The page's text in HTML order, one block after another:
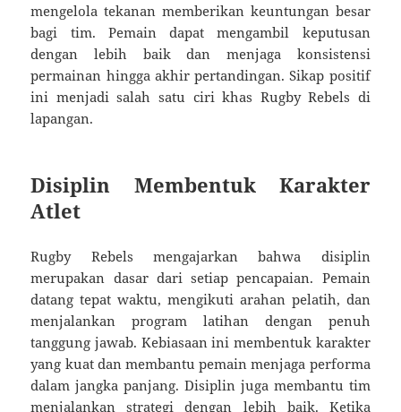
mengelola tekanan memberikan keuntungan besar
bagi tim. Pemain dapat mengambil keputusan
dengan lebih baik dan menjaga konsistensi
permainan hingga akhir pertandingan. Sikap positif
ini menjadi salah satu ciri khas Rugby Rebels di
lapangan.
Disiplin Membentuk Karakter
Atlet
Rugby Rebels mengajarkan bahwa disiplin
merupakan dasar dari setiap pencapaian. Pemain
datang tepat waktu, mengikuti arahan pelatih, dan
menjalankan program latihan dengan penuh
tanggung jawab. Kebiasaan ini membentuk karakter
yang kuat dan membantu pemain menjaga performa
dalam jangka panjang. Disiplin juga membantu tim
menjalankan strategi dengan lebih baik. Ketika